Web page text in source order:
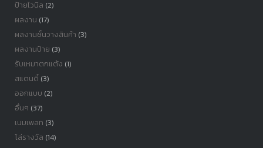
ป้ายไวนิล (2)
ผลงาน (17)
ผลงานชั้นวางสินค้า (3)
ผลงานป้าย (3)
รับเหมาตกแต้ง (1)
สแตนดี้(3)
ออกแบบ (2)
อื่นๆ (37)
เนมเพลท (3)
โล่รางวัล (14)